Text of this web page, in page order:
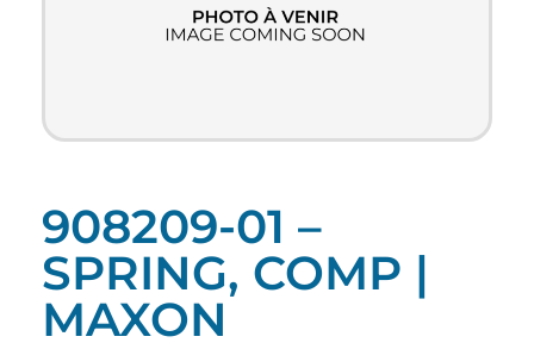
908209-01 –
SPRING, COMP |
MAXON